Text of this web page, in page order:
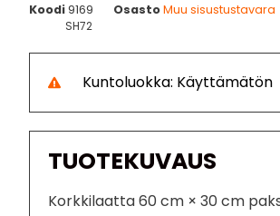
Koodi9169 OsastoMuu sisustustavara
SH72
Kuntoluokka: Käyttämätön
TUOTEKUVAUS
Korkkilaatta 60 cm × 30 cm